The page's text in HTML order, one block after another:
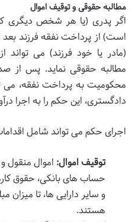
مطالبه حقوقی و توقیف اموال
اگر پدری (یا هر شخص دیگری
است) از پرداخت نفقه فرزند بعد
(مادر یا خود فرزند) می
مطالبه حقوقی نماید. پس از
محکومیت به پرداخت نفقه، می
دادگستری، این حکم را به اجرا
اجرای حکم می تواند شامل
توقیف اموال: اموال منقول
حساب های بانکی، حقوق
و سایر دارایی ها، تا
هستند.